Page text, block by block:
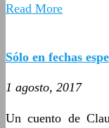
Read More
Sólo en fechas
1 agosto, 2017
Un cuento de